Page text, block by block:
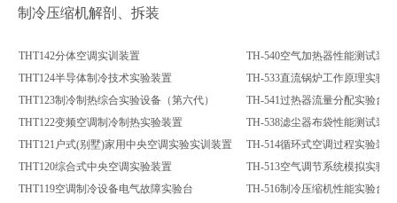
制冷压缩机解剖、拆装
THT142分体空调实训装置
TH-540空气加热器性能测试装置
THT124半导体制冷技术实验装置
TH-533直流锅炉工作原理实验台
THT123制冷制热综合实验设备（第六代）
TH-541过热器流量分配实验台
THT122变频空调制冷制热实验装置
TH-538滤尘器布袋性能测试装置
THT121户式(别墅)家用中央空调实验实训装置
TH-514循环式空调过程实验装置
THT120综合式中央空调实验装置
TH-513空气调节系统模拟实验台
THT119空调制冷设备电气故障实验台
TH-516制冷压缩机性能实验台